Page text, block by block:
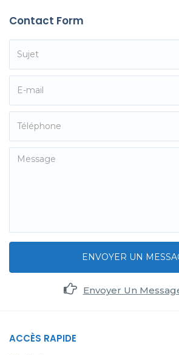
Contact Form
ENVOYER UN
Envoyer Un
ACCÈS RAPIDE